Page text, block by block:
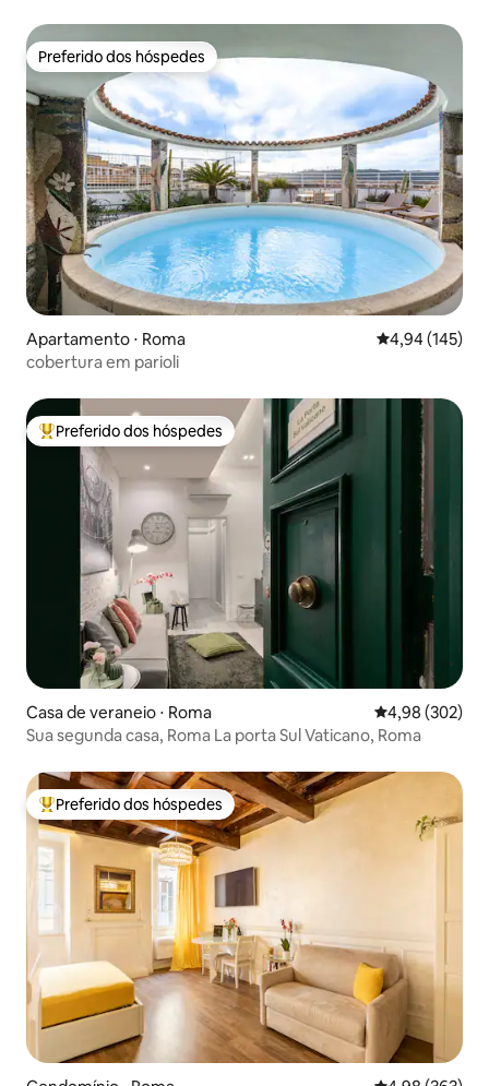
Preferido dos hóspedes
Preferido dos hóspedes
Apartamento ⋅ Roma 4,94 de uma
4,94 (145)
cobertura em parioli
Entre os melhores preferidos dos hóspedes
Preferido dos hóspedes
Casa de veraneio ⋅ Roma 4,98 de uma
4,98 (302)
Sua segunda casa, Roma La porta Sul Vaticano, Roma
Entre os melhores preferidos dos hóspedes
Preferido dos hóspedes